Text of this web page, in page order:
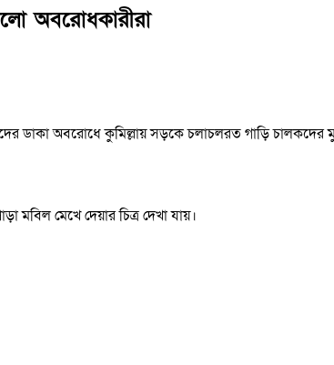
অবরোধকারীরা
ডাকা অবরোধে কুমিল্লায় সড়কে চলাচলরত গাড়ি চালকদের
মবিল মেখে দেয়ার চিত্র দেখা যায়।